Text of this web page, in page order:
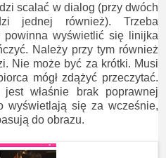
scalać w dialog (przy dwóch
jednej również). Trzeba
powinna wyświetlić się linijka
Należy przy tym również
Nie może być za krótki. Musi
mógł zdążyć przeczytać.
jest właśnie brak poprawnej
wyświetlają się za wcześnie,
do obrazu.